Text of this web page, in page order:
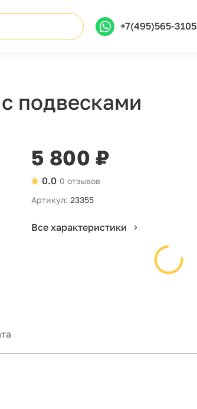
+7(495)565-3105
подвесками
5 800 ₽
0 отзывов
0.0
Артикул: 23355
Все характеристики